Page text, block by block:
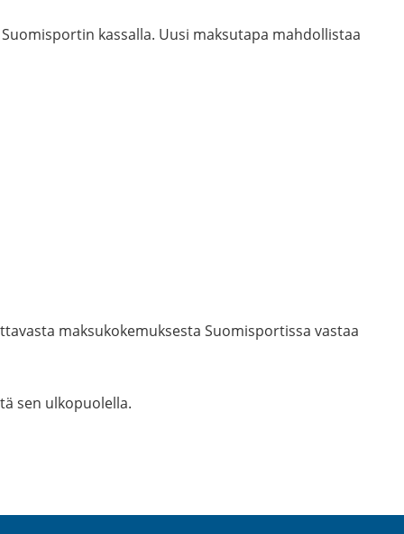
kassalla. Uusi maksutapa mahdollistaa
maksukokemuksesta Suomisportissa vastaa
sen ulkopuolella.